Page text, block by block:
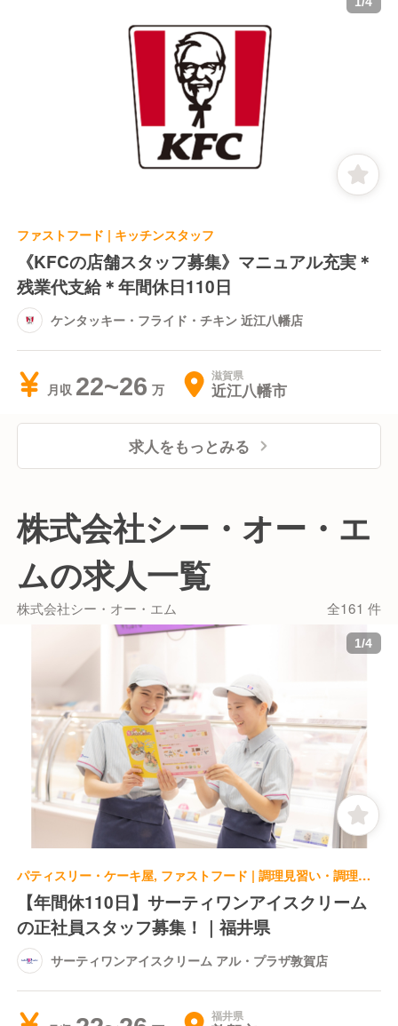
ファストフード | キッチンスタッフ
《KFCの店舗スタッフ募集》マニュアル充実＊
残業代支給＊年間休日110日
ケンタッキー・フライド・チキン 近江八幡店
月収 22~26 滋賀県
近江八幡市
求人をもっとみる
株式会社シー・オー・エ
ムの求人一覧
株式会社シー・オー・エム 全161 件
1/4
パティスリー・ケーキ屋, ファストフード | 調理見習い・調理補助
【年間休110日】サーティワンアイスクリーム
の正社員スタッフ募集！｜福井県
サーティワンアイスクリーム アル・プラザ敦賀店
福井県